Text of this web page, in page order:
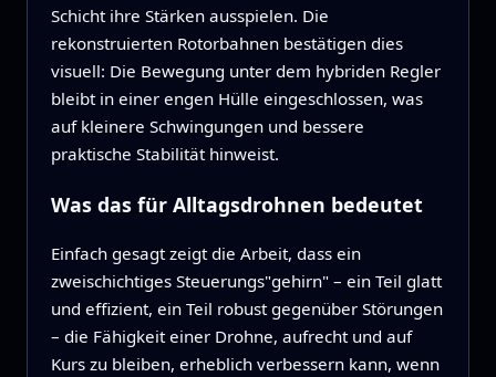
Schicht ihre Stärken ausspielen. Die
rekonstruierten Rotorbahnen bestätigen dies
visuell: Die Bewegung unter dem hybriden Regler
bleibt in einer engen Hülle eingeschlossen, was
auf kleinere Schwingungen und bessere
praktische Stabilität hinweist.
Was das für Alltagsdrohnen bedeutet
Einfach gesagt zeigt die Arbeit, dass ein
zweischichtiges Steuerungs"gehirn" – ein Teil glatt
und effizient, ein Teil robust gegenüber Störungen
– die Fähigkeit einer Drohne, aufrecht und auf
Kurs zu bleiben, erheblich verbessern kann, wenn